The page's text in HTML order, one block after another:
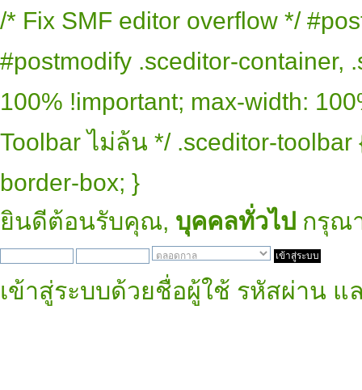
/* Fix SMF editor overflow */
#postmodify .sceditor-container,
100% !important; max-width:
Toolbar ไม่ล้น */ .sceditor-
border-box; }
ยินดีต้อนรับคุณ, บุคคลทั่วไป กรุณ
เข้าสู่ระบบด้วยชื่อผู้ใช้ รหัสผ่าน แ